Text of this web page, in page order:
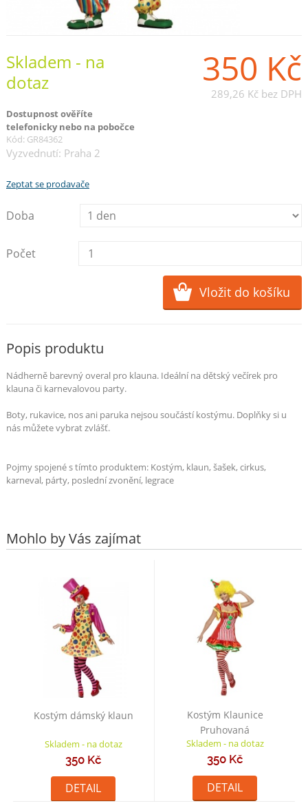
350 Kč
289,26 Kč bez DPH
Skladem - na
dotaz
Dostupnost ověříte
telefonicky nebo na pobočce
Kód: GR84362
Vyzvednutí: Praha 2
Zeptat se prodavače
Doba
Počet
Popis produktu
Nádherně barevný overal pro klauna. Ideální na dětský večírek pro
klauna či karnevalovou party.
Boty, rukavice, nos ani paruka nejsou součástí kostýmu. Doplňky si u
nás můžete vybrat zvlášť.
Pojmy spojené s tímto produktem: Kostým, klaun, šašek, cirkus,
karneval, párty, poslední zvonění, legrace
Mohlo by Vás zajímat
Kostým dámský klaun
Skladem - na dotaz
350 Kč
DETAIL
Kostým Klaunice
Pruhovaná
Skladem - na dotaz
350 Kč
DETAIL